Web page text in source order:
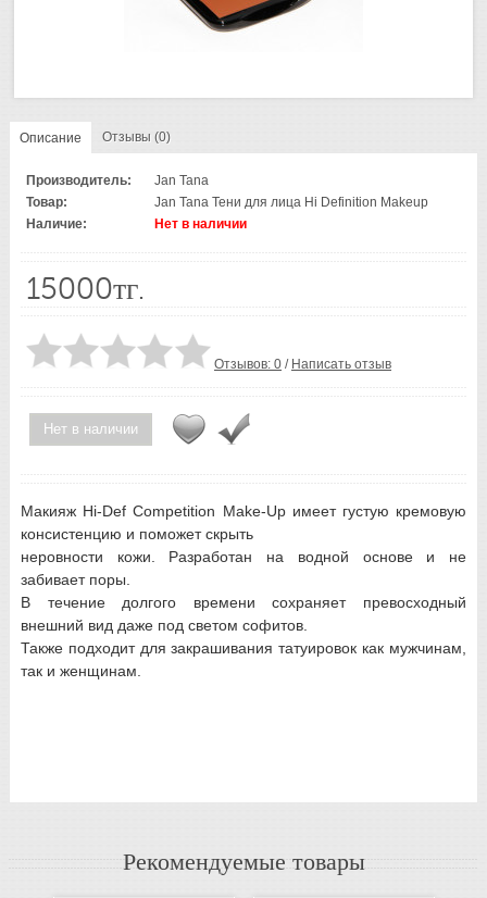
Описание Отзывы (0)
Производитель:
Jan Tana
Товар:
Jan Tana Тени для лица Hi Definition Makeup
Наличие:
Нет в наличии
15000тг.
Отзывов: 0 / Написать отзыв
Нет в наличии
Макияж Hi-Def Competition Make-Up имеет густую кремовую
консистенцию и поможет скрыть
неровности кожи. Разработан на водной основе и не
забивает поры.
В течение долгого времени сохраняет превосходный
внешний вид даже под светом софитов.
Также подходит для закрашивания татуировок как мужчинам,
так и женщинам.
Рекомендуемые товары